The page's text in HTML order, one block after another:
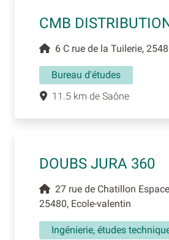
CMB
6 C rue de la Tuilerie,
Bureau d'études
11.5 km de Saône
DOUBS JURA 360
27 rue de Chatillon
25480, Ecole-valentin
Ingénierie, études